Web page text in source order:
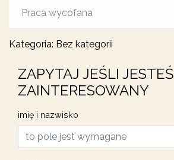
Praca wycofana
Kategoria: Bez kategorii
ZAPYTAJ JEŚLI JESTEŚ
ZAINTERESOWANY
imię i nazwisko